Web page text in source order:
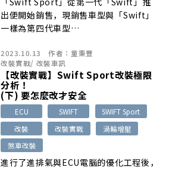
出便開始銷售，現銷售車型與「Swift」
一樣為第四代車型…
2023.10.13 作者： 童秉豐
改裝實戰/ 改裝車訊
【改裝實戰】Swift Sport改裝極限
分析！
(下) 要怎麼改才安全
ECU SWIFT
SWIFT Sport
改裝
改裝實戰
渦輪增壓
煞車改裝
進行了進排氣與ECU電腦的優化工程後，